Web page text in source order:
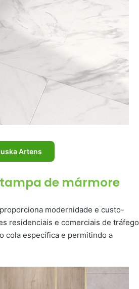
Artens
de mármore
modernidade e custo-
residenciais e comerciais de tráfego
cola específica e permitindo a